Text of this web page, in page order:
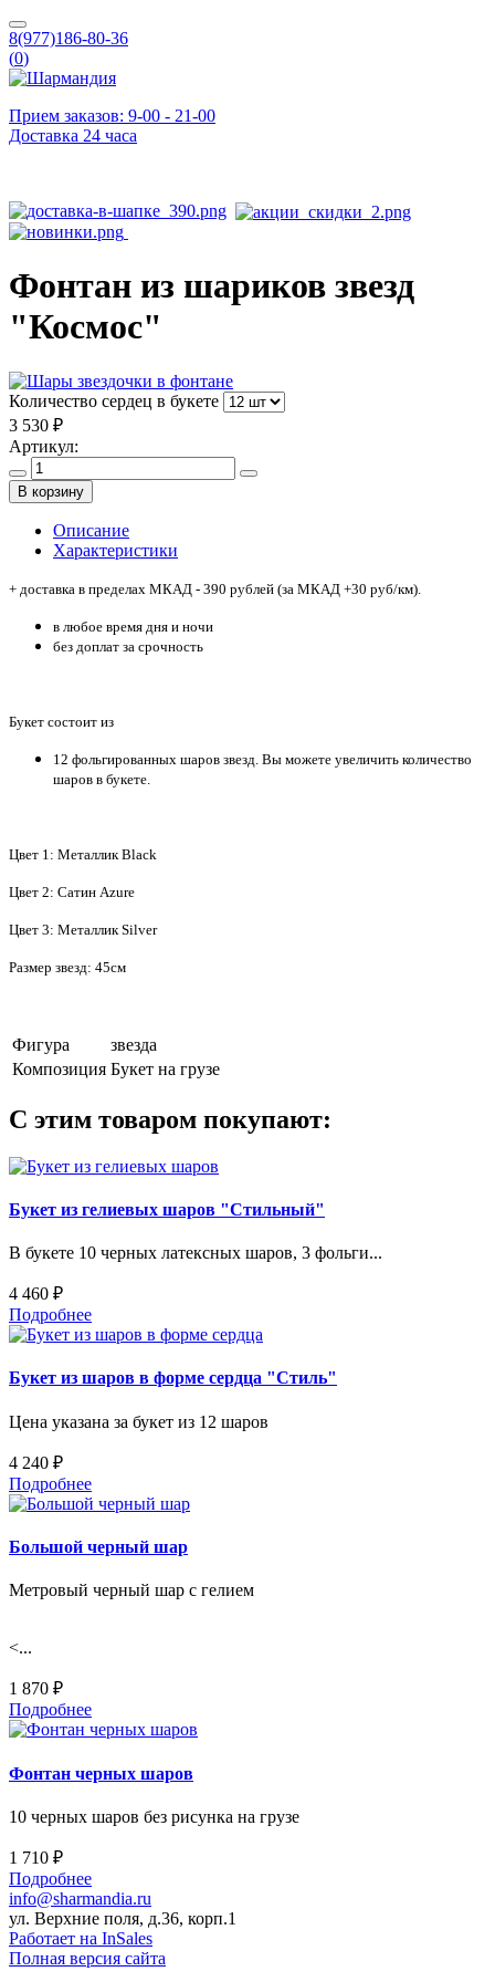
8(977)186-80-36
(0)
Прием заказов: 9-00 - 21-00
Доставка 24 часа
Фонтан из шариков звезд
"Космос"
Количество сердец в букете
3 530 ₽
Артикул:
В корзину
Описание
Характеристики
+ доставка в пределах МКАД - 390 рублей (за МКАД +30 руб/км).
в любое время дня и ночи
без доплат за срочность
Букет состоит из
12 фольгированных шаров звезд. Вы можете увеличить количество
шаров в букете.
Цвет 1: Металлик Black
Цвет 2: Сатин Azure
Цвет 3: Металлик Silver
Размер звезд: 45см
Фигура
звезда
Композиция Букет на грузе
С этим товаром покупают:
Букет из гелиевых шаров "Стильный"
В букете 10 черных латексных шаров, 3 фольги...
4 460 ₽
Подробнее
Букет из шаров в форме сердца "Стиль"
Цена указана за букет из 12 шаров
4 240 ₽
Подробнее
Большой черный шар
Метровый черный шар с гелием
<...
1 870 ₽
Подробнее
Фонтан черных шаров
10 черных шаров без рисунка на грузе
1 710 ₽
Подробнее
info@sharmandia.ru
ул. Верхние поля, д.36, корп.1
Работает на InSales
Полная версия сайта